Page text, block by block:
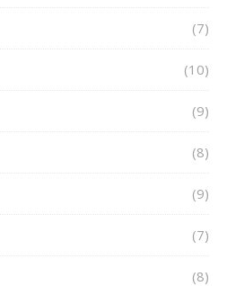
(7)
(10)
(9)
(8)
(9)
(7)
(8)